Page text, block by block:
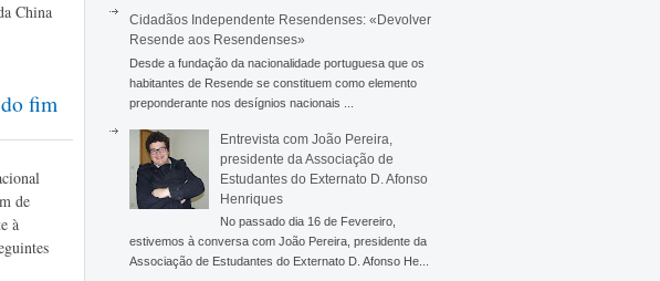
China
fim
de
à
Cidadãos Independente Resendenses: «Devolver
Resende aos Resendenses»
Desde a fundação da nacionalidade portuguesa que os
habitantes de Resende se constituem como elemento
preponderante nos desígnios nacionais ...
Entrevista com João Pereira,
presidente da Associação de
Estudantes do Externato D. Afonso
Henriques
No passado dia 16 de Fevereiro,
estivemos à conversa com João Pereira, presidente da
Associação de Estudantes do Externato D. Afonso He...